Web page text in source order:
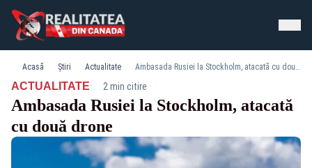
Acasă Știri Actualitate Ambasada Rusiei la Stockholm, atacată cu două drone
ACTUALITATE· 2 min citire
Ambasada Rusiei la Stockholm, atacată
cu două drone